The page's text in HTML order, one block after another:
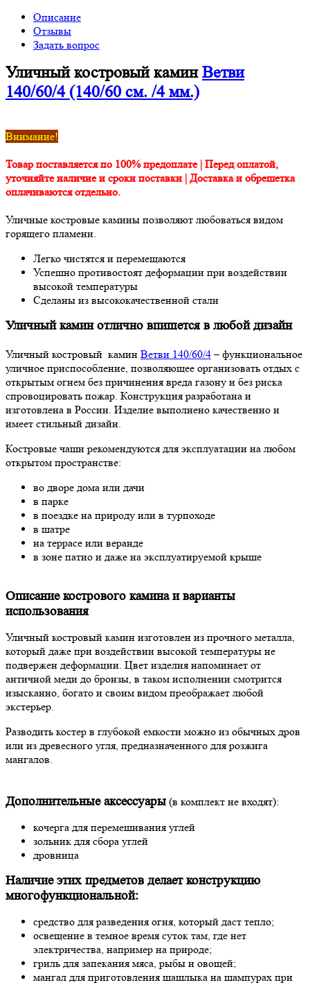
Описание
Отзывы
Задать вопрос
Уличный костровый каминВетви
140/60/4 (140/60 см. /4 мм.)
Внимание!
Товар поставляется по 100% предоплате | Перед оплатой,
уточняйте наличие и сроки поставки | Доставка и обрешетка
оплачиваются отдельно.
Уличные костровые камины позволяют любоваться видом
горящего пламени.
Легко чистятся и перемещаются
Успешно противостоят деформации при воздействии
высокой температуры
Сделаны из высококачественной стали
Уличный камин отлично впишется в любой дизайн
Уличный костровый камин Ветви 140/60/4– функциональное
уличное приспособление, позволяющее организовать отдых с
открытым огнем без причинения вреда газону и без риска
спровоцировать пожар. Конструкция разработана и
изготовлена в России. Изделие выполнено качественно и
имеет стильный дизайн.
Костровые чаши рекомендуются для эксплуатации на любом
открытом пространстве:
во дворе дома или дачи
в парке
в поездке на природу или в турпоходе
в шатре
на террасе или веранде
в зоне патио и даже на эксплуатируемой крыше
Описание кострового камина и варианты
использования
Уличный костровый камин изготовлен из прочного металла,
который даже при воздействии высокой температуры не
подвержен деформации. Цвет изделия напоминает от
античной меди до бронзы, в таком исполнении смотрится
изысканно, богато и своим видом преображает любой
экстерьер.
Разводить костер в глубокой емкости можно из обычных дров
или из древесного угля, предназначенного для розжига
мангалов.
Дополнительные аксессуары (в комплект не входят):
кочерга для перемешивания углей
зольник для сбора углей
дровница
Наличие этих предметов делает конструкцию
многофункциональной:
средство для разведения огня, который даст тепло;
освещение в темное время суток там, где нет
электричества, например на природе;
гриль для запекания мяса, рыбы и овощей;
мангал для приготовления шашлыка на шампурах при